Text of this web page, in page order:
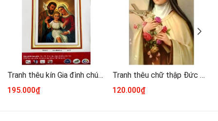
Tranh thêu kín Gia đình chúa VS8403, kích thước 60 x 80 cm
195.000₫
Tranh thêu chữ thập Đức Mẹ Maria LV3507, kích thước 43 x 59 cm
120.000₫